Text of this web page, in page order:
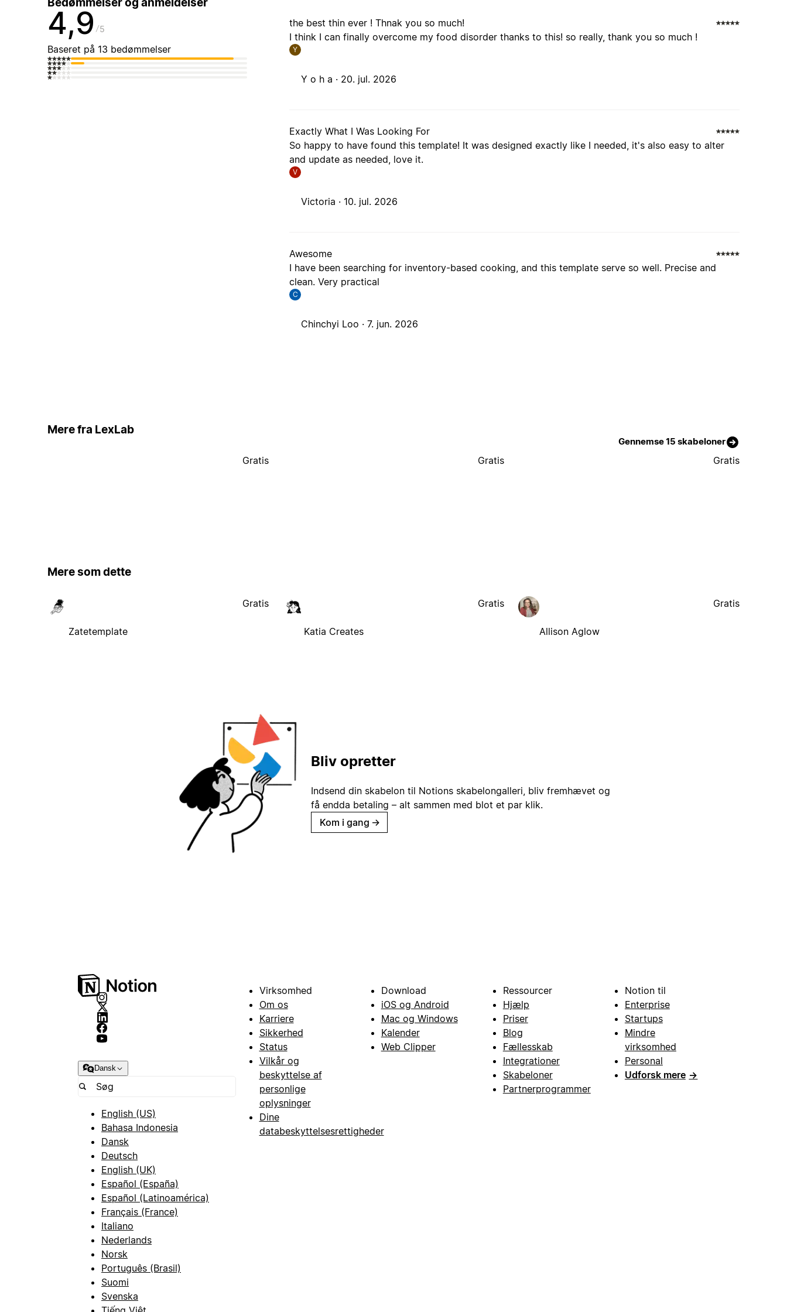
4,9 5
Baseret på 13 bedømmelser
the best thin ever ! Thnak you so much!
I think I can finally overcome my food disorder thanks to this! so really, thank you so much !
Y
Y o h a · 20. jul. 2026
Exactly What I Was Looking For
So happy to have found this template! It was designed exactly like I needed, it's also easy to alter
and update as needed, love it.
V
Victoria · 10. jul. 2026
Awesome
I have been searching for inventory-based cooking, and this template serve so well. Precise and
clean. Very practical
C
Chinchyi Loo ·7. jun. 2026
Mere fra LexLab
Gennemse 15 skabeloner
Gratis Gratis Gratis
Mere som dette
Zatetemplate
Gratis
Katia Creates
Gratis
Allison Aglow
Gratis
Bliv opretter
Indsend din skabelon til Notions skabelongalleri, bliv fremhævet og
få endda betaling – alt sammen med blot et par klik.
Kom i gang →
Dansk
English (US)
Bahasa Indonesia
Dansk
Deutsch
English (UK)
Español (España)
Español (Latinoamérica)
Français (France)
Italiano
Nederlands
Norsk
Português (Brasil)
Suomi
Svenska
Virksomhed
Om os
Karriere
Sikkerhed
Status
Vilkår og
beskyttelse af
personlige
oplysninger
Dine
databeskyttelsesrettigheder
Download
iOS og Android
Mac og Windows
Kalender
Web Clipper
Ressourcer
Hjælp
Priser
Blog
Fællesskab
Integrationer
Skabeloner
Partnerprogrammer
Notion til
Enterprise
Startups
Mindre
virksomhed
Personal
Udforsk mere →